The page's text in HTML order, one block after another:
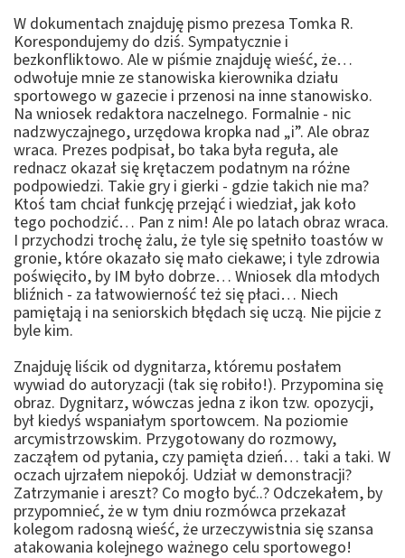
W dokumentach znajduję pismo prezesa Tomka R.
Korespondujemy do dziś. Sympatycznie i
bezkonfliktowo. Ale w piśmie znajduję wieść, że…
odwołuje mnie ze stanowiska kierownika działu
sportowego w gazecie i przenosi na inne stanowisko.
Na wniosek redaktora naczelnego. Formalnie - nic
nadzwyczajnego, urzędowa kropka nad „i”. Ale obraz
wraca. Prezes podpisał, bo taka była reguła, ale
rednacz okazał się krętaczem podatnym na różne
podpowiedzi. Takie gry i gierki - gdzie takich nie ma?
Ktoś tam chciał funkcję przejąć i wiedział, jak koło
tego pochodzić… Pan z nim! Ale po latach obraz wraca.
I przychodzi trochę żalu, że tyle się spełniło toastów w
gronie, które okazało się mało ciekawe; i tyle zdrowia
poświęciło, by IM było dobrze… Wniosek dla młodych
bliźnich - za łatwowierność też się płaci… Niech
pamiętają i na seniorskich błędach się uczą. Nie pijcie z
byle kim.
Znajduję liścik od dygnitarza, któremu posłałem
wywiad do autoryzacji (tak się robiło!). Przypomina się
obraz. Dygnitarz, wówczas jedna z ikon tzw. opozycji,
był kiedyś wspaniałym sportowcem. Na poziomie
arcymistrzowskim. Przygotowany do rozmowy,
zacząłem od pytania, czy pamięta dzień… taki a taki. W
oczach ujrzałem niepokój. Udział w demonstracji?
Zatrzymanie i areszt? Co mogło być..? Odczekałem, by
przypomnieć, że w tym dniu rozmówca przekazał
kolegom radosną wieść, że urzeczywistnia się szansa
atakowania kolejnego ważnego celu sportowego!